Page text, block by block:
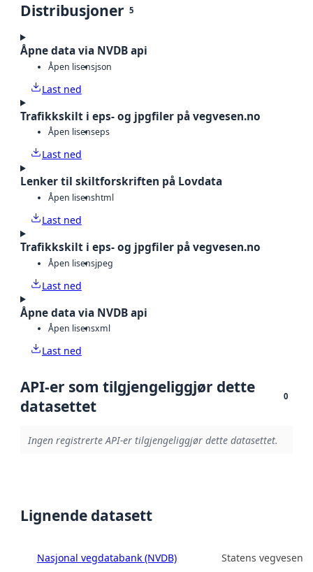
Distribusjoner 5
Åpne data via NVDB api
Åpen lisensjson
Last ned
Trafikkskilt i eps- og jpgfiler på vegvesen.no
Åpen lisenseps
Last ned
Lenker til skiltforskriften på Lovdata
Åpen lisenshtml
Last ned
Trafikkskilt i eps- og jpgfiler på vegvesen.no
Åpen lisensjpeg
Last ned
Åpne data via NVDB api
Åpen lisensxml
Last ned
API-er som tilgjengeliggjør dette
datasettet
0
Ingen registrerte API-er tilgjengeliggjør dette datasettet.
Lignende datasett
Nasjonal vegdatabank (NVDB) Statens vegvesen